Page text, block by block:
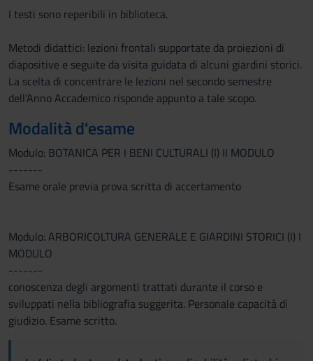
I testi sono reperibili in biblioteca.
Metodi didattici: lezioni frontali supportate da proiezioni di
diapositive e seguite da visita guidata di alcuni giardini storici.
La scelta di concentrare le lezioni nel secondo semestre
dell’Anno Accademico risponde appunto a tale scopo.
Modalità d'esame
Modulo: BOTANICA PER I BENI CULTURALI (I) II MODULO
-------
Esame orale previa prova scritta di accertamento
Modulo: ARBORICOLTURA GENERALE E GIARDINI STORICI (I) I
MODULO
-------
conoscenza degli argomenti trattati durante il corso e
sviluppati nella bibliografia suggerita. Personale capacità di
giudizio. Esame scritto.